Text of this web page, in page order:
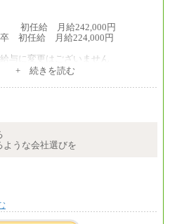
初任給 月給242,000円
卒 初任給 月給224,000円
与に変更はございません
初任給 月給242,000円
上記新卒給与（高卒の場合は、月
手当を加算した額
与に変更はございません
+ 続きを読む
うな会社選びを